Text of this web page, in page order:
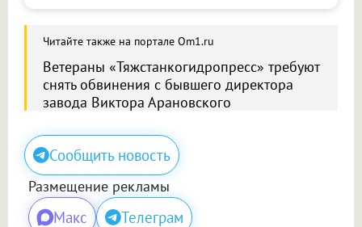
Читайте также на портале Om1.ru
Ветераны «Тяжстанкогидропресс» требуют
снять обвинения с бывшего директора
завода Виктора Арановского
Сообщить новость
Размещение рекламы
Макс Телеграм